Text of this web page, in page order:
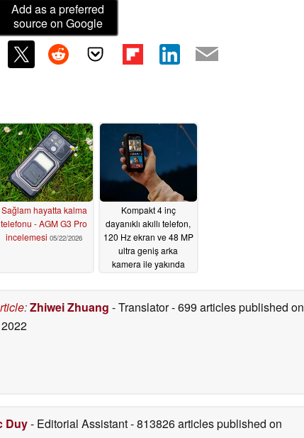
Add as a preferred
source on Google
Sağlam hayatta kalma
telefonu - AGM G3 Pro
incelemesi 05/22/2026
Kompakt 4 inç
dayanıklı akıllı telefon,
120 Hz ekran ve 48 MP
ultra geniş arka
kamera ile yakında
:Zhiwei Zhuang - Translator- 699 articles published on
Duy- Editorial Assistant- 813826 articles published on